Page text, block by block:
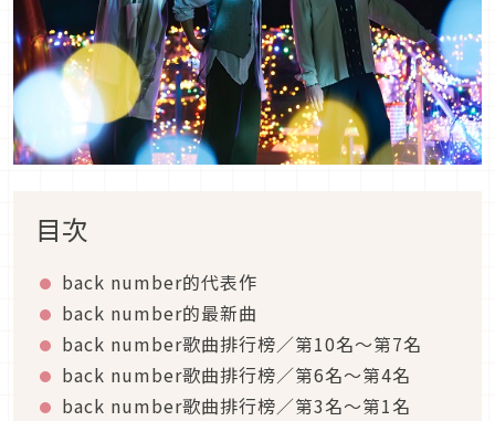
目次
back number的代表作
back number的最新曲
back number歌曲排行榜／第10名～第7名
back number歌曲排行榜／第6名～第4名
back number歌曲排行榜／第3名～第1名